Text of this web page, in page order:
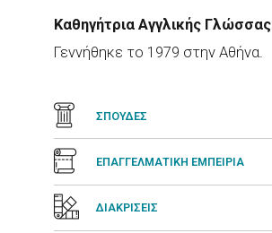
Καθηγήτρια Αγγλικής Γλώσσας
Γεννήθηκε το 1979 στην Αθήνα.
ΣΠΟΥΔΕΣ
ΕΠΑΓΓΕΛΜΑΤΙΚΗ ΕΜΠΕΙΡΙΑ
ΔΙΑΚΡΙΣΕΙΣ